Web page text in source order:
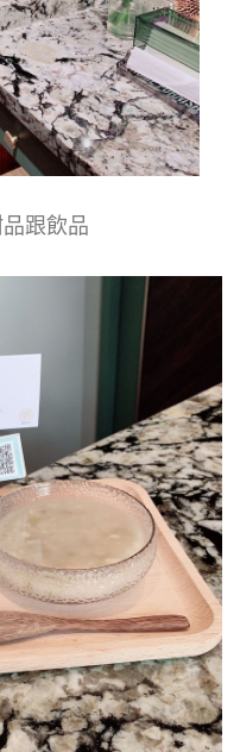
跟飲品